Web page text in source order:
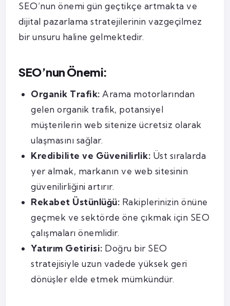
SEO’nun önemi gün geçtikçe artmakta ve
dijital pazarlama stratejilerinin vazgeçilmez
bir unsuru haline gelmektedir.
SEO’nun Önemi:
Organik Trafik: Arama motorlarından
gelen organik trafik, potansiyel
müşterilerin web sitenize ücretsiz olarak
ulaşmasını sağlar.
Kredibilite ve Güvenilirlik: Üst sıralarda
yer almak, markanın ve web sitesinin
güvenilirliğini artırır.
Rekabet Üstünlüğü: Rakiplerinizin önüne
geçmek ve sektörde öne çıkmak için SEO
çalışmaları önemlidir.
Yatırım Getirisi: Doğru bir SEO
stratejisiyle uzun vadede yüksek geri
dönüşler elde etmek mümkündür.